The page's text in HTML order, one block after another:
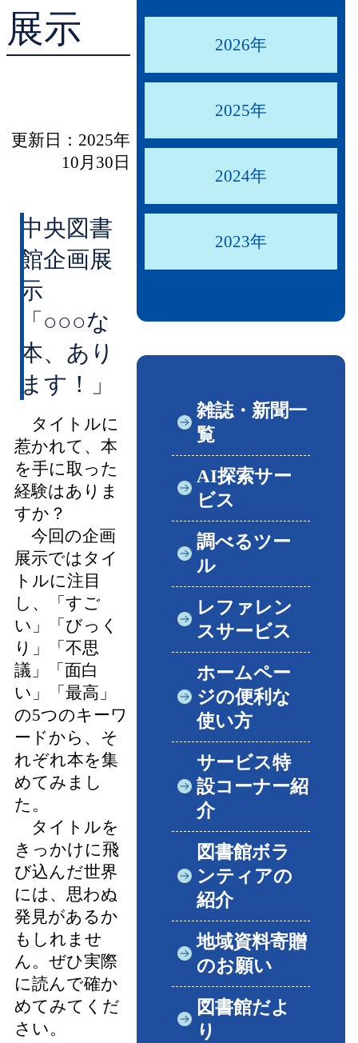
展示
更新日：2025年
10月30日
中央図書
館企画展
示
「○○○な
本、あり
ます！」
タイトルに
惹かれて、本
を手に取った
経験はありま
すか？
今回の企画
展示ではタイ
トルに注目
し、「すご
い」「びっく
り」「不思
議」「面白
い」「最高」
の5つのキーワ
ードから、そ
れぞれ本を集
めてみまし
た。
タイトルを
きっかけに飛
び込んだ世界
には、思わぬ
発見があるか
もしれませ
ん。ぜひ実際
に読んで確か
めてみてくだ
さい。
2026年
2025年
2024年
2023年
雑誌・新聞一
覧
AI探索サー
ビス
調べるツー
ル
レファレン
スサービス
ホームペー
ジの便利な
使い方
サービス特
設コーナー紹
介
図書館ボラ
ンティアの
紹介
地域資料寄贈
のお願い
図書館だよ
り